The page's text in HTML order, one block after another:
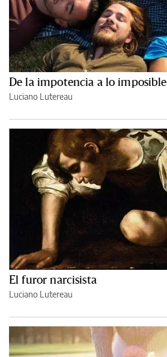
De la impotencia a lo imposible
Luciano Lutereau
El furor narcisista
Luciano Lutereau